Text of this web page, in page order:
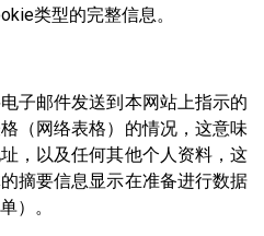
类型的完整信息。
子邮件发送到本网站上指示的
（网络表格）的情况，这意味
，以及任何其他个人资料，这
摘要信息显示在准备进行数据
）。